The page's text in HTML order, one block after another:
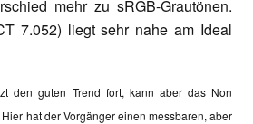
mehr zu sRGB-Grautönen.
7.052) liegt sehr nahe am Ideal
den guten Trend fort, kann aber das Non
hat der Vorgänger einen messbaren, aber